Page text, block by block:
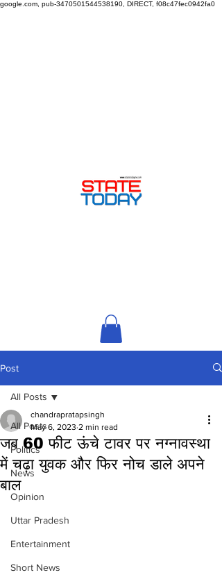
google.com, pub-3470501544538190, DIRECT, f08c47fec0942fa0
Post
All Posts
Politics
News
Opinion
Uttar Pradesh
Entertainment
Short News
All Posts
जब 60 फीट ऊंचे टावर पर नग्नावस्था
में चढ़ा युवक और फिर नोच डाले अपने
बाल
chandrapratapsingh
May 6, 2023 2 min read